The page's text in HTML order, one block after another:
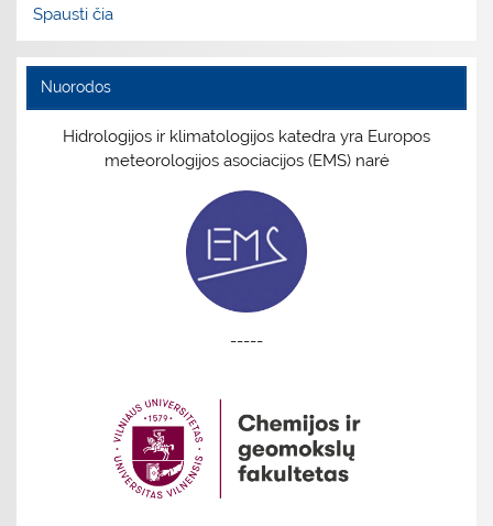
Spausti čia
Nuorodos
Hidrologijos ir klimatologijos katedra yra Europos
meteorologijos asociacijos (EMS) narė
-----